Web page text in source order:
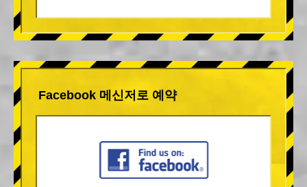
Facebook 메신저로 예약